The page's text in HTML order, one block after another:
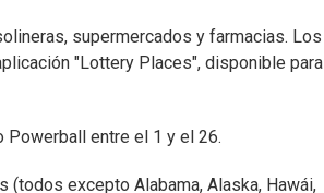
supermercados y farmacias. Los
"Lottery Places", disponible para
Powerball entre el 1 y el 26.
excepto Alabama, Alaska, Hawái,